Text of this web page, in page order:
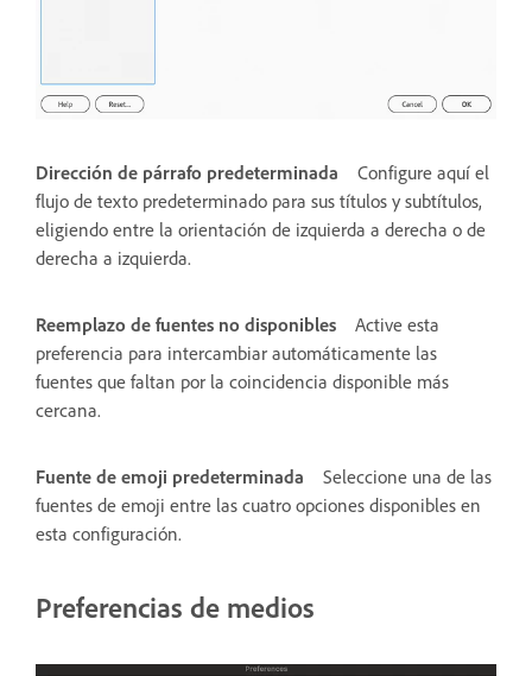
Dirección de párrafo predeterminada
Configure aquí el
flujo de texto predeterminado para sus títulos y subtítulos,
eligiendo entre la orientación de izquierda a derecha o de
derecha a izquierda.
Reemplazo de fuentes no disponibles
Active esta
preferencia para intercambiar automáticamente las
fuentes que faltan por la coincidencia disponible más
cercana.
Fuente de emoji predeterminada
Seleccione una de las
fuentes de emoji entre las cuatro opciones disponibles en
esta configuración.
Preferencias de medios